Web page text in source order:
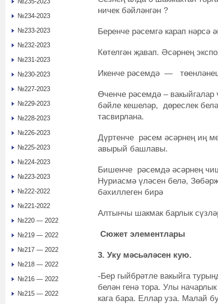
ничек бәйләнгән ?
Беренче рәсемгә карап нәрсә
Көтелгән җавап. Әсәрнең
Икенче рәсемдә —
Өченче рәсемдә –
бәйле кешеләр, дөреслек
тасвирлана.
Дүртенче рәсем әсәрнең иң
авырый башлавы.
Бишенче рәсемдә әсәрнең
Нуриасмә үләсен белә,
бәхиллеген бирә
Алтынчы шакмак барлык
Сюжет элементлары
3. Уку мәсьәләсен кую.
-Бер гыйбрәтле вакыйга
белән генә тора. Улы
кага бара. Еллар уза. Малай
№234-2023
№233-2023
№232-2023
№231-2023
№230-2023
№227-2023
№229-2023
№228-2023
№226-2023
№225-2023
№224-2023
№223-2023
№222-2022
№221-2022
№220 — 2022
№219 — 2022
№217 — 2022
№218 — 2022
№216 — 2022
№215 — 2022